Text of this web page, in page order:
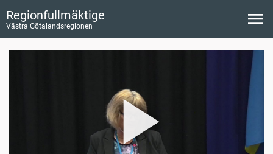
Regionfullmäktige
Västra Götalandsregionen